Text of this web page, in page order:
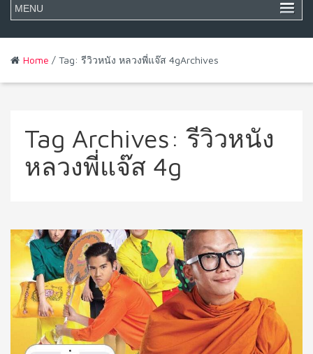
Home / Tag: รีวิวหนัง หลวงพี่แจ๊ส 4gArchives
Tag Archives:รีวิวหนัง
หลวงพี่แจ๊ส 4g